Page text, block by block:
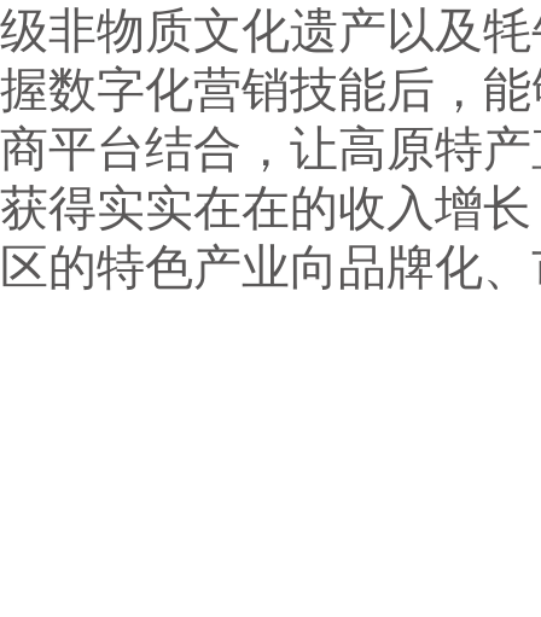
级非物质文化遗产以及
握数字化营销技能后，
商平台结合，让高原特
获得实实在在的收入增
区的特色产业向品牌化